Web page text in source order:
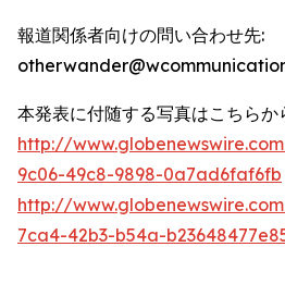
報道関係者向けの問い合わせ先:
本発表に付随する写真はこちらか
http://
9c06-49c8-9898-0a7ad6faf6fb
http://
7ca4-42b3-b54a-